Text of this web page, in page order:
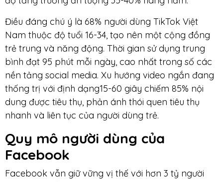
Điều đáng chú ý là 68% người dùng TikTok Việt
Nam thuộc độ tuổi 16-34, tạo nên một cộng đồng
trẻ trung và năng động. Thời gian sử dụng trung
bình đạt 95 phút mỗi ngày, cao nhất trong số các
nền tảng social media. Xu hướng video ngắn đang
thống trị với định dạng15-60 giây chiếm 85% nội
dung được tiêu thụ, phản ánh thói quen tiêu thụ
nhanh và liên tục của người dùng trẻ.
Quy mô người dùng của
Facebook
Facebook vẫn giữ vững vị thế với hơn 3 tỷ người